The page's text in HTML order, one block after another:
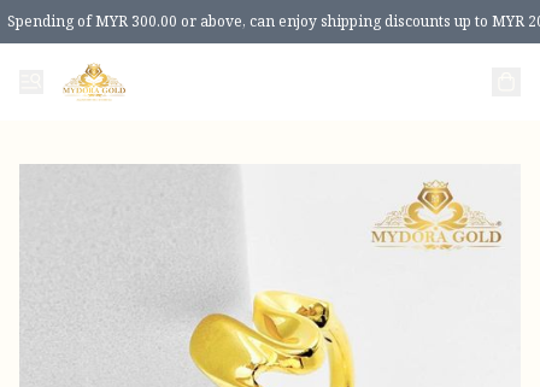
Spending of MYR 300.00 or above, can enjoy shipping discounts up to MYR